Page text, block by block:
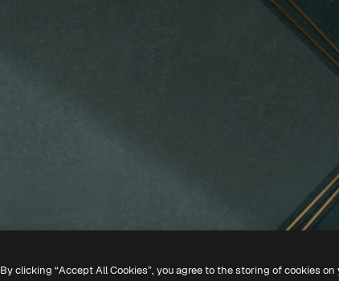
By clicking “Accept All Cookies”, you agree to the storing of cookies